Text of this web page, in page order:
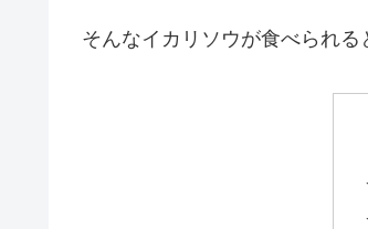
そんなイカリソウが食べられる